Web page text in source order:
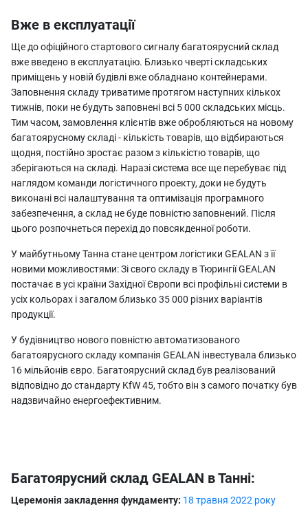
Вже в експлуатації
Ще до офіційного стартового сигналу багатоярусний склад
вже введено в експлуатацію. Близько чверті складських
приміщень у новій будівлі вже обладнано контейнерами.
Заповнення складу триватиме протягом наступних кількох
тижнів, поки не будуть заповнені всі 5 000 складських місць.
Тим часом, замовлення клієнтів вже обробляються на новому
багатоярусному складі - кількість товарів, що відбираються
щодня, постійно зростає разом з кількістю товарів, що
зберігаються на складі. Наразі система все ще перебуває під
наглядом команди логістичного проекту, доки не будуть
виконані всі налаштування та оптимізація програмного
забезпечення, а склад не буде повністю заповнений. Після
цього розпочнеться перехід до повсякденної роботи.
У майбутньому Танна стане центром логістики GEALAN з її
новими можливостями: Зі свого складу в Тюрингії GEALAN
постачає в усі країни Західної Європи всі профільні системи в
усіх кольорах і загалом близько 35 000 різних варіантів
продукції.
У будівництво нового повністю автоматизованого
багатоярусного складу компанія GEALAN інвестувала близько
16 мільйонів євро. Багатоярусний склад був реалізований
відповідно до стандарту KfW 45, тобто він з самого початку був
надзвичайно енергоефективним.
Багатоярусний склад GEALAN в Танні:
Церемонія закладення фундаменту: 18 травня 2022 року